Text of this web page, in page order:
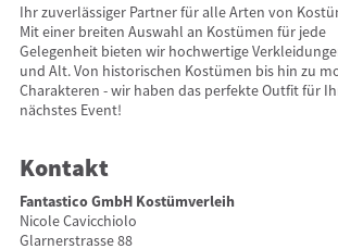
Ihr zuverlässiger Partner für alle Arten von
Mit einer breiten Auswahl an Kostümen für jede
Gelegenheit bieten wir hochwertige
und Alt. Von historischen Kostümen bis hin zu
Charakteren - wir haben das perfekte Outfit für
nächstes Event!
Kontakt
Fantastico GmbH Kostümverleih
Nicole Cavicchiolo
Glarnerstrasse 88